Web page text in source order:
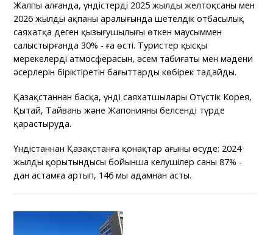
Жалпы алғанда, үндістердің 2025 жылдың желтоқсаны мен
2026 жылдың ақпаны аралығында шетелдік отбасылық
саяхатқа деген қызығушылығы өткен маусыммен
салыстырғанда 30% - ға өсті. Туристер қысқы
мерекелердің атмосферасын, әсем табиғаты мен мәдени
әсерлерін біріктіретін бағыттарды көбірек таңдайды.
Қазақстаннан басқа, үнді саяхатшылары Оңтүстік Корея,
Қытай, Тайвань және Жапонияны белсенді түрде
қарастыруда.
Үндістаннан Қазақстанға қонақтар ағыны өсуде: 2024
жылдың қорытындысы бойынша келушілер саны 87% -
дан астамға артып, 146 мың адамнан асты.